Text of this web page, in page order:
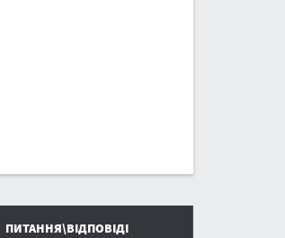
ПИТАННЯ\ВІДПОВІДІ